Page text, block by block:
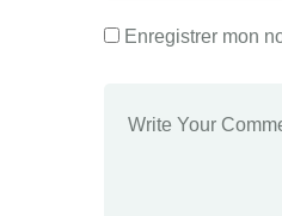
Enregistrer mon